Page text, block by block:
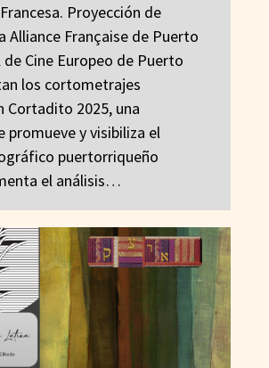
Proyección de
Alliance Française de Puerto
de Cine Europeo de Puerto
los cortometrajes
Cortadito 2025, una
promueve y visibiliza el
puertorriqueño
el análisis…